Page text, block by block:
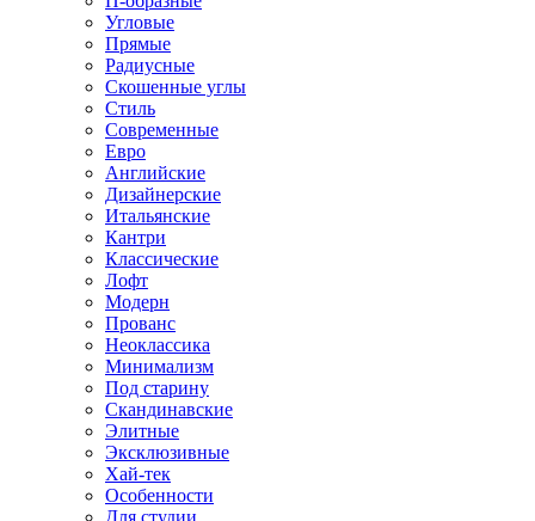
Угловые
Прямые
Радиусные
Скошенные углы
Стиль
Современные
Евро
Английские
Дизайнерские
Итальянские
Кантри
Классические
Лофт
Модерн
Прованс
Неоклассика
Минимализм
Под старину
Скандинавские
Элитные
Эксклюзивные
Хай-тек
Особенности
Для студии